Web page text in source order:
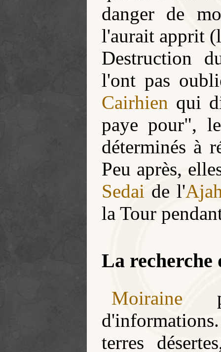
danger de
l'aurait apprit
Destruction
l'ont pas
Cairhien qui
paye pour",
déterminés à
Peu après,
Sedai de l'
la Tour
La recherche
Moiraine
terres